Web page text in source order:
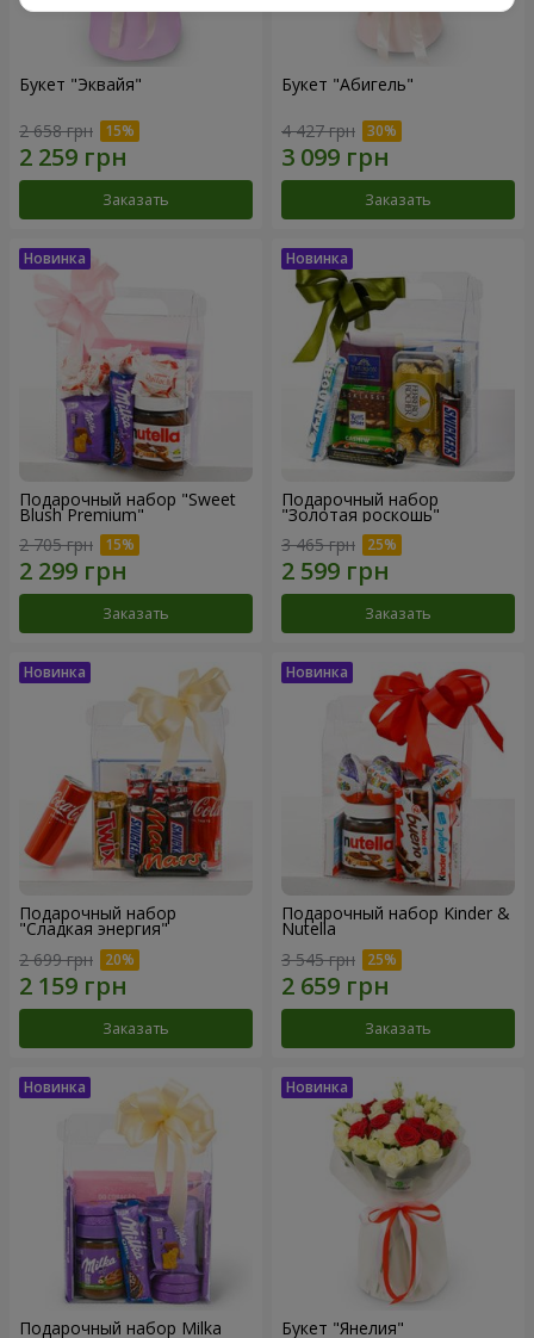
Букет "Эквайя"
2 658 грн
Заказать
Букет "Абигель"
4 427 грн
Заказать
Подарочный набор "Sweet
Blush Premium"
2 705 грн
Заказать
Подарочный набор
"Золотая роскошь"
3 465 грн
Заказать
Подарочный набор
"Сладкая энергия"
2 699 грн
Заказать
Подарочный набор Kinder &
Nutella
3 545 грн
Заказать
Подарочный набор Milka Букет "Янелия"